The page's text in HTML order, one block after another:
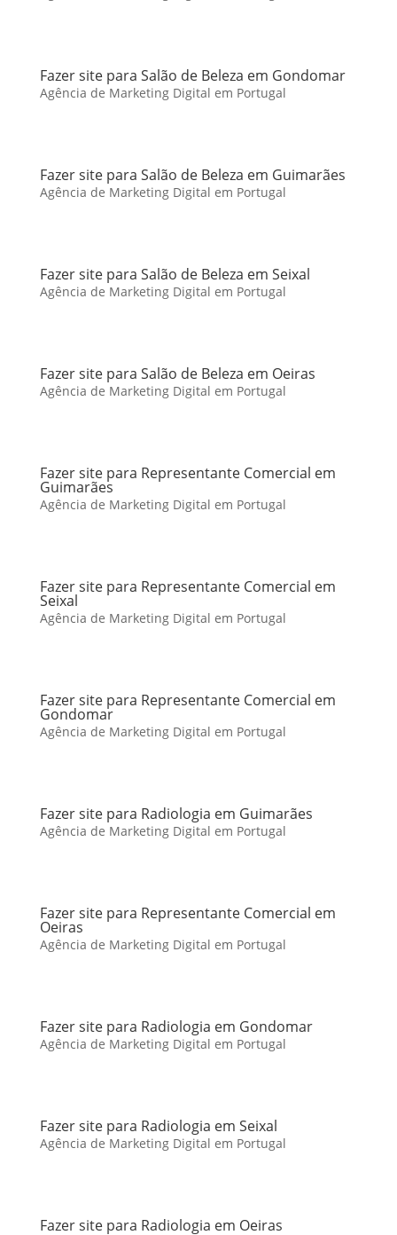
Fazer site para Salão de Beleza em Gondomar
Agência de Marketing Digital em Portugal
Fazer site para Salão de Beleza em Guimarães
Agência de Marketing Digital em Portugal
Fazer site para Salão de Beleza em Seixal
Agência de Marketing Digital em Portugal
Fazer site para Salão de Beleza em Oeiras
Agência de Marketing Digital em Portugal
Fazer site para Representante Comercial em
Guimarães
Agência de Marketing Digital em Portugal
Fazer site para Representante Comercial em
Seixal
Agência de Marketing Digital em Portugal
Fazer site para Representante Comercial em
Gondomar
Agência de Marketing Digital em Portugal
Fazer site para Radiologia em Guimarães
Agência de Marketing Digital em Portugal
Fazer site para Representante Comercial em
Oeiras
Agência de Marketing Digital em Portugal
Fazer site para Radiologia em Gondomar
Agência de Marketing Digital em Portugal
Fazer site para Radiologia em Seixal
Agência de Marketing Digital em Portugal
Fazer site para Radiologia em Oeiras